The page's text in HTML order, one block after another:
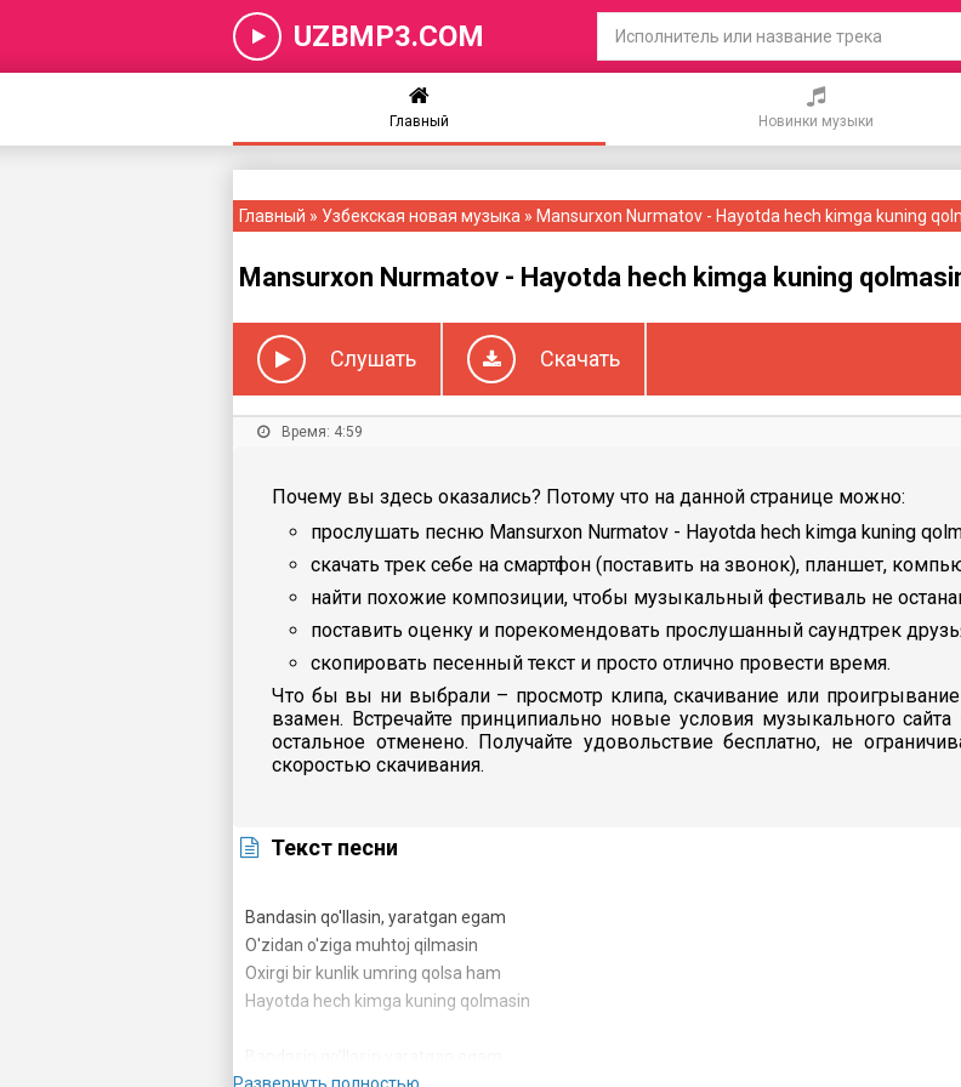
UZBMP3.COM
Главный Новинки музыки
Главный » Узбекская новая музыка » Mansurxon Nurmatov - Hayotda hech kimga kuning
Mansurxon Nurmatov - Hayotda hech kimga kuning
Слушать Скачать
Время: 4:59
Почему вы здесь оказались? Потому что на данной странице можно:
прослушать песню Mansurxon Nurmatov - Hayotda hech kimga kuning
скачать трек себе на смартфон (поставить на звонок), планшет,
найти похожие композиции, чтобы музыкальный фестиваль не
поставить оценку и порекомендовать прослушанный саундтрек
скопировать песенный текст и просто отлично провести время.
Что бы вы ни выбрали – просмотр клипа, скачивание или
взамен. Встречайте принципиально новые условия музыкального
остальное отменено. Получайте удовольствие бесплатно, не
скоростью скачивания.
Текст песни
Bandasin qo'llasin, yaratgan egam
O'zidan o'ziga muhtoj qilmasin
Oxirgi bir kunlik umring qolsa ham
Hayotda hech kimga kuning qolmasin